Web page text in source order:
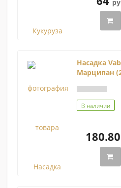
Насадка
Марципан
В наличии
180.80